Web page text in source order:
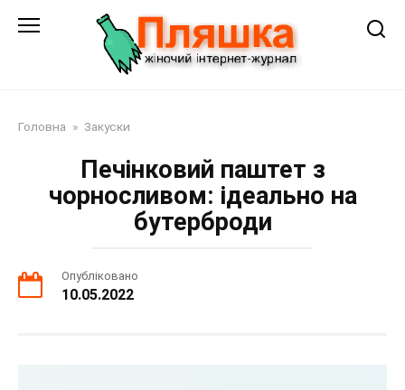
Головна » Закуски
Печінковий паштет з
чорносливом: ідеально на
бутерброди
Опубліковано
10.05.2022